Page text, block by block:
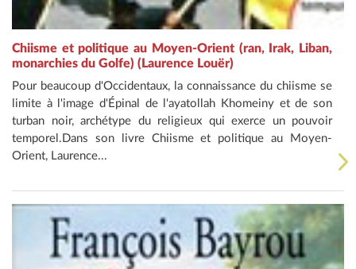
Chiisme et politique au Moyen-Orient (ran, Irak, Liban,
monarchies du Golfe) (Laurence Louër)
Pour beaucoup d'Occidentaux, la connaissance du chiisme se
limite à l'image d'Épinal de l'ayatollah Khomeiny et de son
turban noir, archétype du religieux qui exerce un pouvoir
temporel.Dans son livre Chiisme et politique au Moyen-
Orient, Laurence...